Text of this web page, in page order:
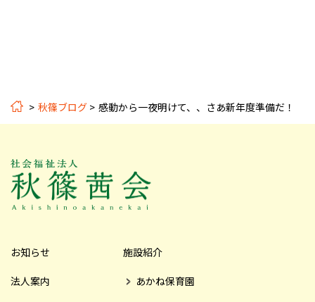
秋篠ブログ 感動から一夜明けて、、さあ新年度準備だ！
お知らせ
法人案内
施設紹介
あかね保育園